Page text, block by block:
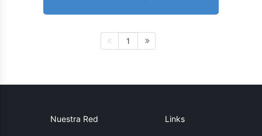
1
Nuestra Red Links